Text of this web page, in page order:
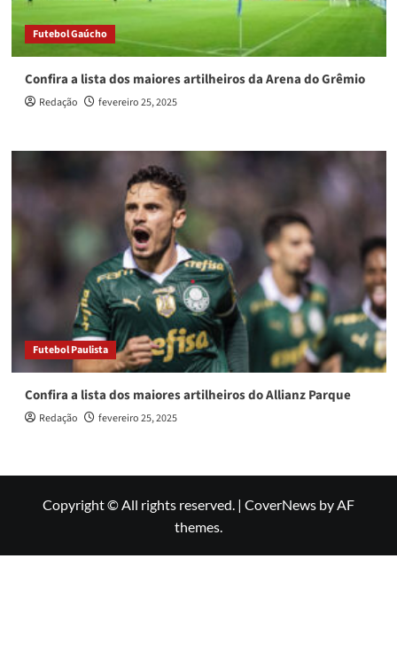
Futebol Gaúcho
Confira a lista dos maiores artilheiros da Arena do Grêmio
Redação fevereiro 25, 2025
Futebol Paulista
Confira a lista dos maiores artilheiros do Allianz Parque
Redação fevereiro 25, 2025
Copyright © All rights reserved. | CoverNews by AF
themes.